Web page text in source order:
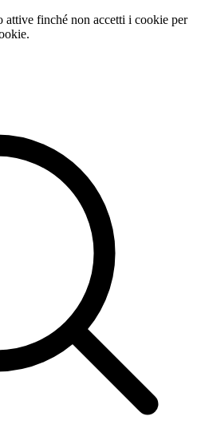
attive finché non accetti i cookie per